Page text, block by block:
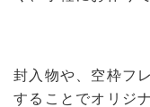
封入物や、空枠フ
することでオリジ